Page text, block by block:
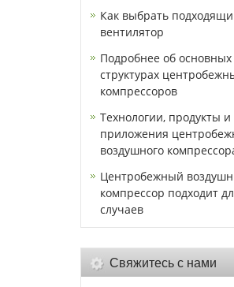
Как выбрать
вентилятор
Подробнее об основных
структурах
компрессоров
Технологии, продукты и
приложения
воздушного
Центробежный
компрессор подходит
случаев
Свяжитесь с нами